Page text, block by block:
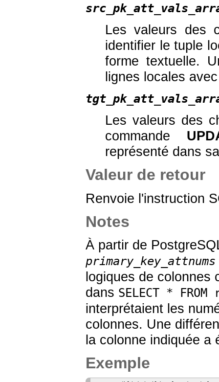
Les valeurs des
identifier le tuple
forme textuelle.
lignes locales
Les valeurs des
commande
représenté dans
Valeur de retour
Renvoie l'instruction
Notes
À partir de
primary_key_attnums
logiques de colonnes
dans SELECT *
interprétaient les
colonnes. Une
la colonne indiquée a
Exemple